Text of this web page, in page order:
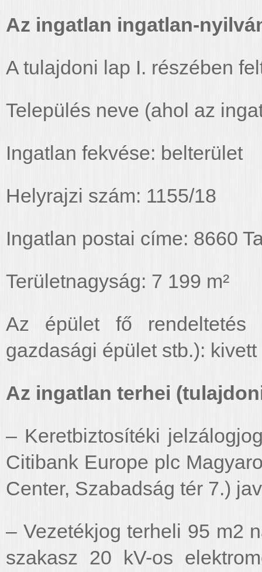
Az ingatlan ingatlan-
A tulajdoni lap I. részében
Település neve (ahol az
Ingatlan fekvése: belterület
Helyrajzi szám: 1155/18
Ingatlan postai címe: 8660
Területnagyság: 7 199 m²
Az épület fő rendeltetés
gazdasági épület stb.):
Az ingatlan terhei
– Keretbiztosítéki
Citibank Europe plc
Center, Szabadság tér 7.)
– Vezetékjog terheli 95 m2
szakasz 20 kV-os